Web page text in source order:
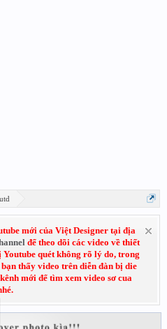
mới của Việt Designer tại địa
để theo dõi các video về thiết
quét không rõ lý do, trong
thấy video trên diễn đàn bị die
mới để tìm xem video sơ cua